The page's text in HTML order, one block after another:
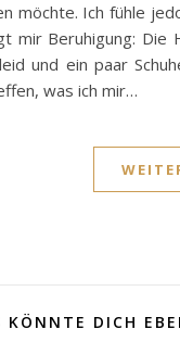
möchte. Ich fühle
mir Beruhigung:
und ein paar
was ich mir…
KÖNNTE DICH